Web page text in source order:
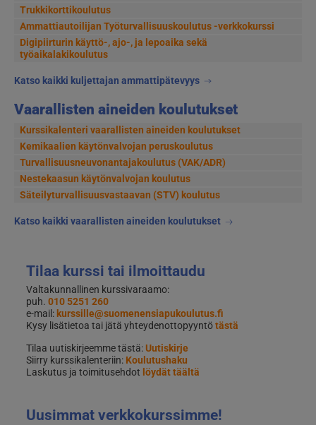
Trukkikorttikoulutus
Ammattiautoilijan Työturvallisuuskoulutus -verkkokurssi
Digipiirturin käyttö-, ajo-, ja lepoaika sekä
työaikalakikoulutus
Katso kaikki kuljettajan ammattipätevyys
Vaarallisten aineiden koulutukset
Kurssikalenteri vaarallisten aineiden koulutukset
Kemikaalien käytönvalvojan peruskoulutus
Turvallisuusneuvonantajakoulutus (VAK/ADR)
Nestekaasun käytönvalvojan koulutus
Säteilyturvallisuusvastaavan (STV) koulutus
Katso kaikki vaarallisten aineiden koulutukset
Tilaa kurssi tai ilmoittaudu
Valtakunnallinen kurssivaraamo:
puh. 010 5251 260
e-mail: kurssille@suomenensiapukoulutus.fi
Kysy lisätietoa tai jätä yhteydenottopyyntötästä
Tilaa uutiskirjeemme tästä:Uutiskirje
Siirry kurssikalenteriin: Koulutushaku
Laskutus ja toimitusehdot löydät täältä
Uusimmat verkkokurssimme!